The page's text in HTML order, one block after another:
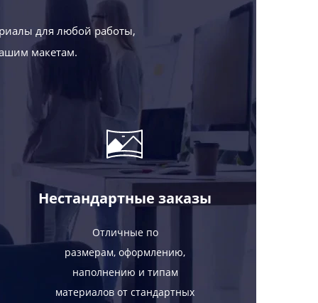
для любой работы,
макетам.
Нестандартные заказы
Отличные по
размерам, оформлению,
наполнению и типам
материалов от стандартных